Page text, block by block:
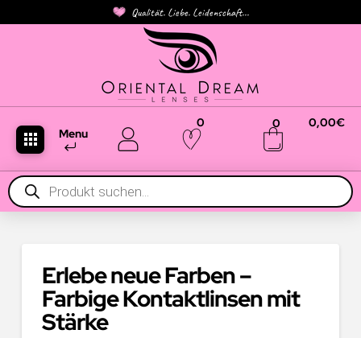
Qualität. Liebe. Leidenschaft...
Menu
0 0 0,00€
Products
search
Erlebe neue Farben –
Farbige Kontaktlinsen mit
Stärke